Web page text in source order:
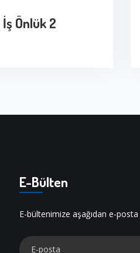
Önlük 2
E-Bülten
E-bültenimize aşağıdan e-